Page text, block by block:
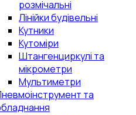
розмічальні
Лінійки будівельні
Кутники
Кутоміри
Штангенциркулі та
мікрометри
Мультиметри
та